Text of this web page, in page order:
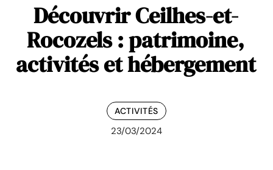
Découvrir Ceilhes-et-
Rocozels : patrimoine,
activités et hébergement
ACTIVITÉS
23/03/2024